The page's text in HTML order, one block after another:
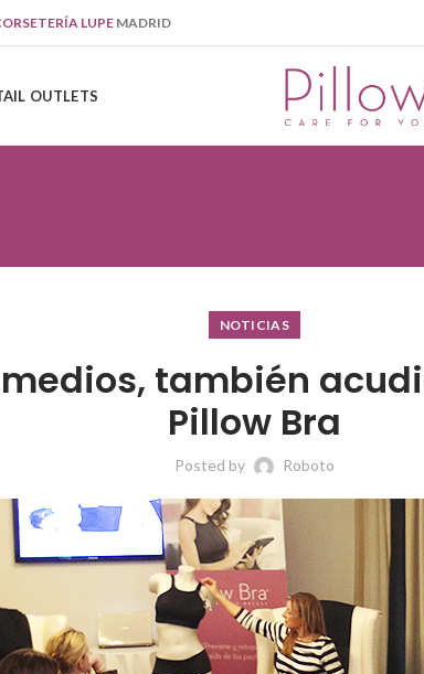
LUPEMADRID
OUTLETS
NOTICIAS
también
Pillow Bra
Posted by Roboto